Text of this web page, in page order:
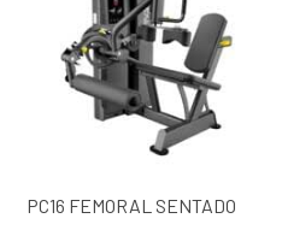
PC16 FEMORAL SENTADO